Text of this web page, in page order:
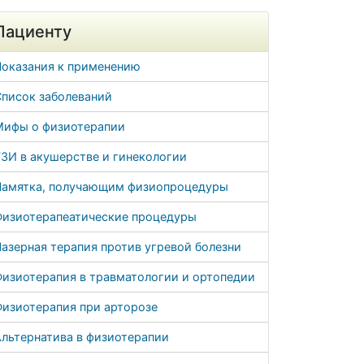
к применению
заболеваний
о физиотерапии
в акушерстве и гинекологии
получающим физиопроцедуры
процедуры
терапия против угревой болезни
в травматологии и ортопедии
при арторозе
в физиотерапии